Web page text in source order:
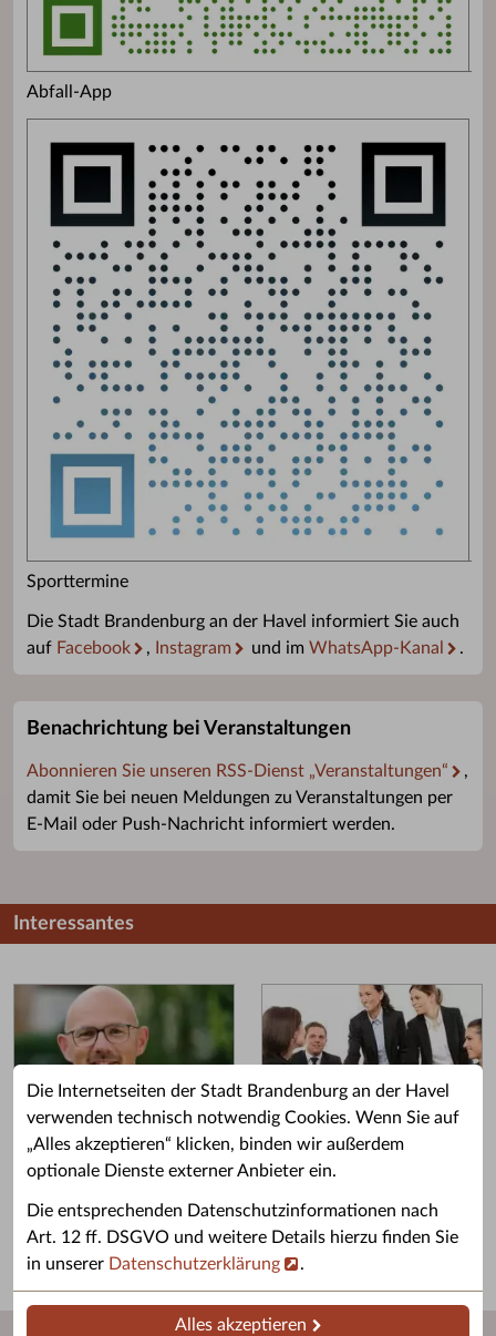
Die Internetseiten der Stadt Brandenburg an der Havel
verwenden technisch notwendig Cookies. Wenn Sie auf
„Alles akzeptieren“ klicken, binden wir außerdem
optionale Dienste externer Anbieter ein.
Die entsprechenden Datenschutzinformationen nach
Art. 12 ff. DSGVO und weitere Details hierzu finden Sie
in unserer Datenschutzerklärung .
Alles akzeptieren
Abfall-App
Sporttermine
Die Stadt Brandenburg an der Havel informiert Sie auch
auf Facebook , Instagram und im WhatsApp-Kanal .
Benachrichtung bei Veranstaltungen
Abonnieren Sie unseren RSS-Dienst „Veranstaltungen“
,
damit Sie bei neuen Meldungen zu Veranstaltungen per
E-Mail oder Push-Nachricht informiert werden.
Interessantes
Grußwort des OB